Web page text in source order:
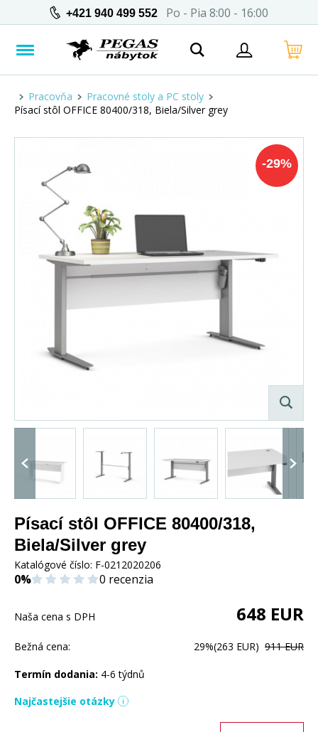
+421 940 499 552 Po - Pia 8:00 - 16:00
Pracovňa
Pracovné stoly a PC stoly
Písací stôl OFFICE 80400/318, Biela/Silver grey
-29%
Písací stôl OFFICE 80400/318,
Biela/Silver grey
Katalógové číslo: F-0212020206
0% 0 recenzia
Naša cena s DPH 648 EUR
Bežná cena: 29%(263 EUR) 911 EUR
Termín dodania: 4-6 týdnů
Najčastejšie otázky